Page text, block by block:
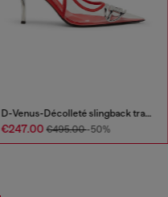
D-Venus-Décolleté slingback trasparenti con bordi in pelle
€247.00€495.00-50%